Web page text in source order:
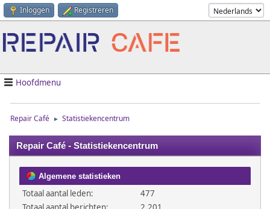
Inloggen Registreren
Hoofdmenu
Repair Café ► Statistiekencentrum
Repair Café - Statistiekencentrum
Algemene statistieken
Totaal aantal leden:
477